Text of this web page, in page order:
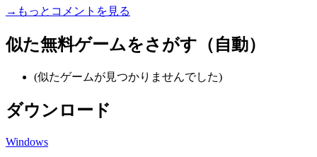
→もっとコメントを見る
似た無料ゲームをさがす（自動）
(似たゲームが見つかりませんでした)
ダウンロード
Windows